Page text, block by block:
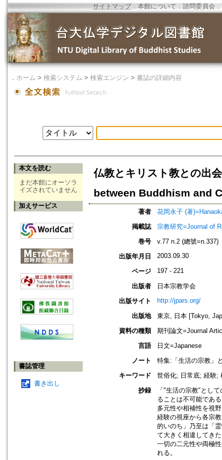
サイトマップ．本館について ． 諮問委員会 ．
． ホーム > 検索システム > 検索エンジン > 書誌の詳細内容
本文を読む
まだ本館にオーソラ
イズされていません
加えサービス
書誌管理
書き出し
仏教とキリスト教との出
between Buddhism and
著者
花岡永子 (著
掲載誌
宗教研究=Journal of
巻号
v.77 n.2 (總號=n.337)
出版年月日
2003.09.30
ページ 197 - 221
出版者
日本宗教学会
出版サイト
http://jpars.org/
出版地
東京, 日本 [Tokyo,
資料の種類
期刊論文=Journal
言語
日文=Japanese
ノート
特集:「生活の宗教」
キーワード
世俗化; 日常底; 経験;
抄録
「"生活の宗教″とし
ることは不可能であ
多元性や相補性を視
経験の視座から各宗
的いのち」乃至は「
て大きく相違してき
一切の二元性や両極
れる。